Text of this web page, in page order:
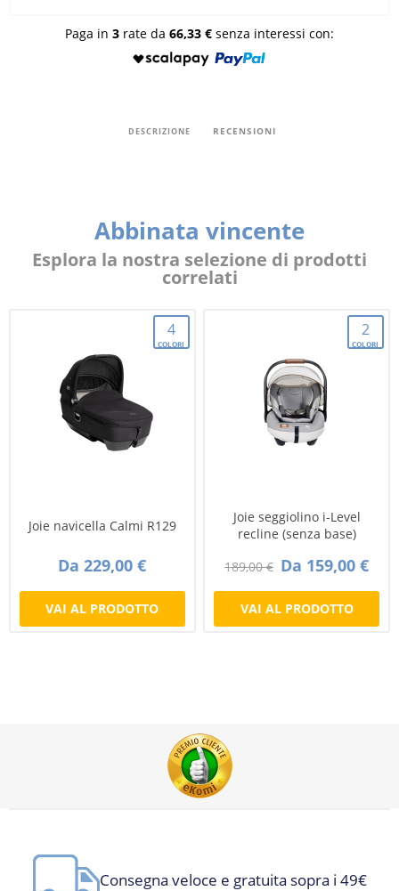
Paga in 3 rate da 66,33 € senza interessi con:
DESCRIZIONE RECENSIONI
Abbinata vincente
Esplora la nostra selezione di prodotti
correlati
4
COLORI
Joie navicella Calmi R129
Da 229,00 €
VAI AL PRODOTTO
2
COLORI
Joie seggiolino i-Level
recline (senza base)
189,00 € Da 159,00 €
VAI AL PRODOTTO
Consegna veloce e gratuita sopra i 49€